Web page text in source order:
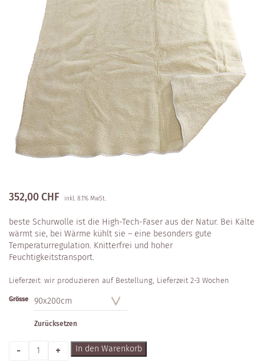
352,00CHF inkl. 8.1% MwSt.
beste Schurwolle ist die High-Tech-Faser aus der Natur. Bei Kälte
wärmt sie, bei Wärme kühlt sie – eine besonders gute
Temperaturregulation. Knitterfrei und hoher
Feuchtigkeitstransport.
Lieferzeit: wir produzieren auf Bestellung, Lieferzeit 2-3 Wochen
Grösse
Zurücksetzen
In den Warenkorb